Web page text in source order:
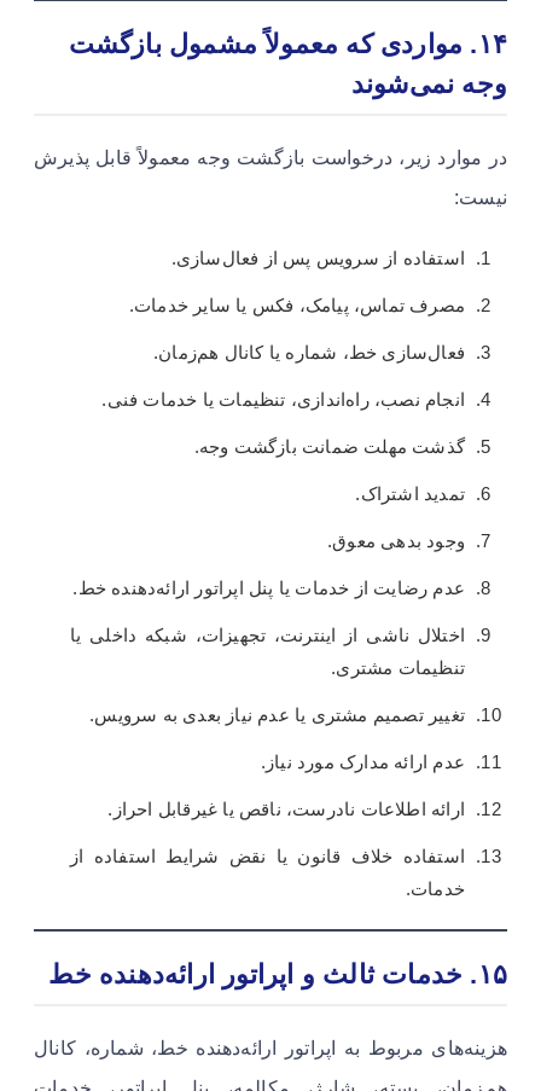
۱۴. مواردی که معمولاً مشمول بازگشت
وجه نمی‌شوند
در موارد زیر، درخواست بازگشت وجه معمولاً قابل پذیرش
نیست:
استفاده از سرویس پس از فعال‌سازی.
مصرف تماس، پیامک، فکس یا سایر خدمات.
فعال‌سازی خط، شماره یا کانال هم‌زمان.
انجام نصب، راه‌اندازی، تنظیمات یا خدمات فنی.
گذشت مهلت ضمانت بازگشت وجه.
تمدید اشتراک.
وجود بدهی معوق.
عدم رضایت از خدمات یا پنل اپراتور ارائه‌دهنده خط.
اختلال ناشی از اینترنت، تجهیزات، شبکه داخلی یا
تنظیمات مشتری.
تغییر تصمیم مشتری یا عدم نیاز بعدی به سرویس.
عدم ارائه مدارک مورد نیاز.
ارائه اطلاعات نادرست، ناقص یا غیرقابل احراز.
استفاده خلاف قانون یا نقض شرایط استفاده از
خدمات.
۱۵. خدمات ثالث و اپراتور ارائه‌دهنده خط
هزینه‌های مربوط به اپراتور ارائه‌دهنده خط، شماره، کانال